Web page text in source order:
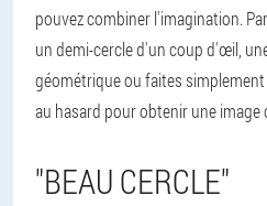
pouvez combiner l'imagination.
un demi-cercle d'un coup d'œil,
géométrique ou faites
au hasard pour obtenir une image
"BEAU CERCLE"